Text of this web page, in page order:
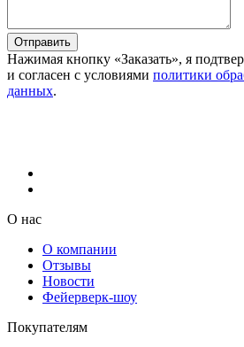
Отправить
Нажимая кнопку «Заказать», я
и согласен с условиями политики
данных.
О нас
О компании
Отзывы
Новости
Фейерверк-шоу
Покупателям